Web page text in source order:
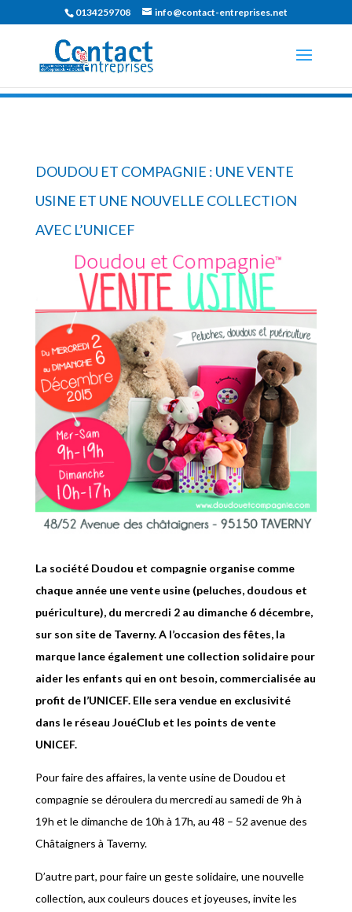
0134259708 info@contact-entreprises.net
DOUDOU ET COMPAGNIE : UNE VENTE
USINE ET UNE NOUVELLE COLLECTION
AVEC L’UNICEF
La société Doudou et compagnie organise comme
chaque année une vente usine (peluches, doudous et
puériculture), du mercredi 2 au dimanche 6 décembre,
sur son site de Taverny. A l’occasion des fêtes, la
marque lance également une collection solidaire pour
aider les enfants qui en ont besoin, commercialisée au
profit de l’UNICEF. Elle sera vendue en exclusivité
dans le réseau JouéClub et les points de vente
UNICEF.
Pour faire des affaires, la vente usine de Doudou et
compagnie se déroulera du mercredi au samedi de 9h à
19h et le dimanche de 10h à 17h, au 48 – 52 avenue des
Châtaigners à Taverny.
D’autre part, pour faire un geste solidaire, une nouvelle
collection, aux couleurs douces et joyeuses, invite les